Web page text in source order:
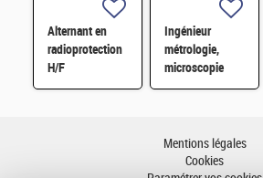
Alternant en
radioprotection
H/F
Ingénieur
métrologie,
microscopie
électronique H/F
Mentions légales
Cookies